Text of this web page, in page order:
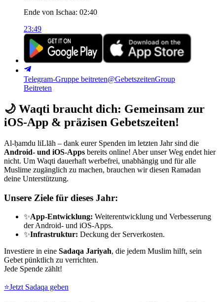
Ende von Ischaa: 02:40
23:49
Telegram-Gruppe beitreten@GebetszeitenGroup
Beitreten
🌙 Waqti braucht dich: Gemeinsam zur
iOS-App & präzisen Gebetszeiten!
Al-ḥamdu liLlāh – dank eurer Spenden im letzten Jahr sind die
Android- und iOS-Apps bereits online! Aber unser Weg endet hier
nicht. Um Waqti dauerhaft werbefrei, unabhängig und für alle
Muslime zugänglich zu machen, brauchen wir diesen Ramadan
deine Unterstützung.
Unsere Ziele für dieses Jahr:
✨App-Entwicklung: Weiterentwicklung und Verbesserung
der Android- und iOS-Apps.
✨Infrastruktur: Deckung der Serverkosten.
Investiere in eine Sadaqa Jariyah, die jedem Muslim hilft, sein
Gebet pünktlich zu verrichten.
Jede Spende zählt!
⭐Jetzt Sadaqa geben